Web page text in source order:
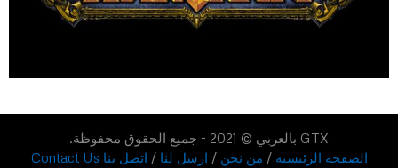
GTX بالعربي © 2021 - جميع الحقوق محفوظة.
الصفحة الرئيسية / من نحن / ارسل لنا / اتصل بنا Contact Us